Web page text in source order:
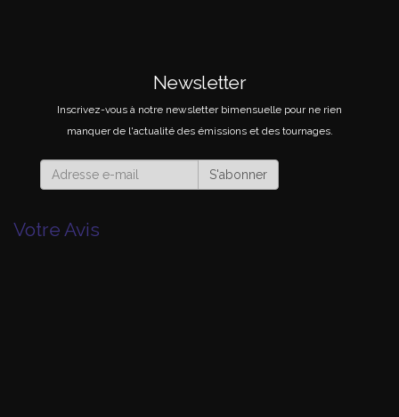
Newsletter
Inscrivez-vous à notre newsletter bimensuelle pour ne rien
manquer de l'actualité des émissions et des tournages.
S'abonner
Votre Avis